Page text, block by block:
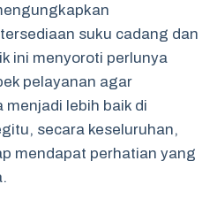
suku cadang dan
ini menyoroti perlunya
pelayanan agar
lebih baik di
secara keseluruhan,
mendapat perhatian yang